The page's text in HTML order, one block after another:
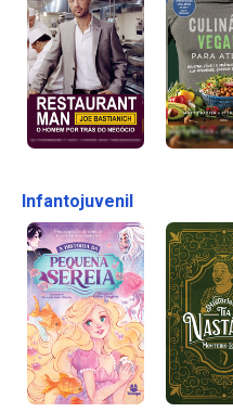
Infantojuvenil